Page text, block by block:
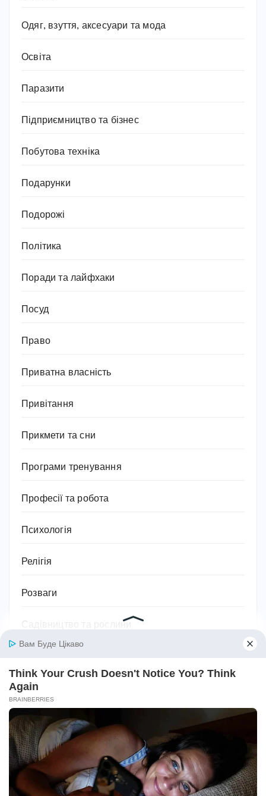
Одяг, взуття, аксесуари та мода
Освіта
Паразити
Підприємництво та бізнес
Побутова техніка
Подарунки
Подорожі
Політика
Поради та лайфхаки
Посуд
Право
Приватна власність
Привітання
Прикмети та сни
Програми тренування
Професії та робота
Психологія
Релігія
Розваги
Садівництво та рослини
Своїми руками
Секс
Серіали
Символіка та значення